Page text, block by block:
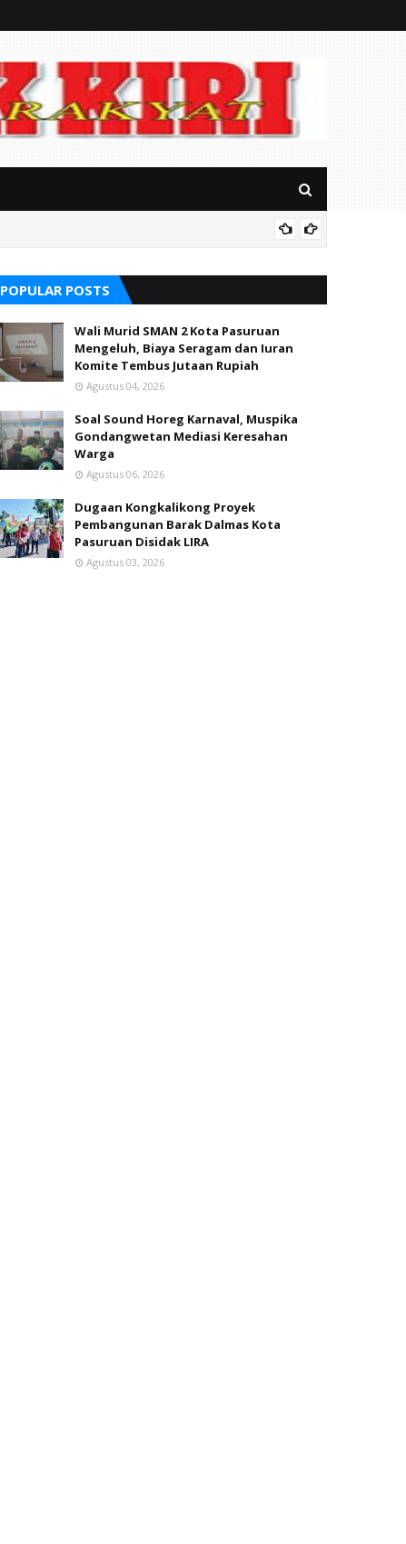
POPULAR POSTS
Wali Murid SMAN 2 Kota Pasuruan
Mengeluh, Biaya Seragam dan Iuran
Komite Tembus Jutaan Rupiah
Agustus 04, 2026
Soal Sound Horeg Karnaval, Muspika
Gondangwetan Mediasi Keresahan
Warga
Agustus 06, 2026
Dugaan Kongkalikong Proyek
Pembangunan Barak Dalmas Kota
Pasuruan Disidak LIRA
Agustus 03, 2026